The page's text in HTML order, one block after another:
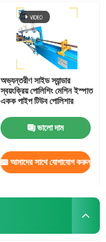
অভ্যন্তরীণ সাইড স্যান্ডার
স্বয়ংক্রিয় পোলিশিং মেশিন ইস্পাত
একক পাইপ টিউব পোলিশার
ভালো দাম
আমাদের সাথে যোগাযোগ করুন